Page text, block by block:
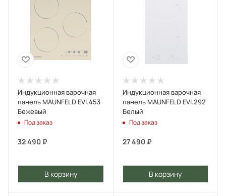
Индукционная варочная
панель MAUNFELD EVI.453
Бежевый
Под заказ
32 490 ₽
В корзину
Индукционная варочная
панель MAUNFELD EVI.292
Белый
Под заказ
27 490₽
В корзину